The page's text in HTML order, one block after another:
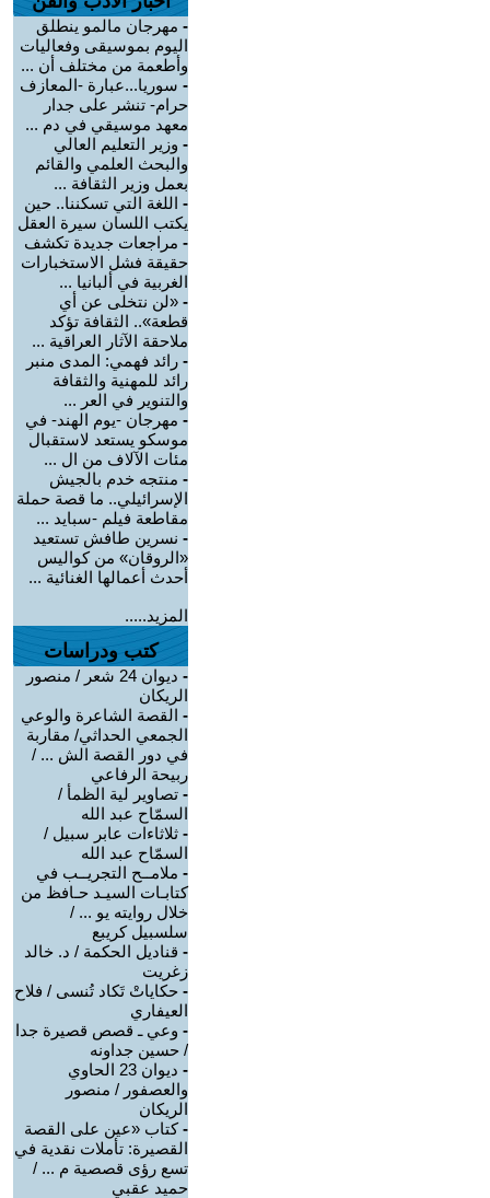
- مهرجان مالمو ينطلق
اليوم بموسيقى وفعاليات
وأطعمة من مختلف أن ...
- سوريا...عبارة -المعازف
حرام- تنشر على جدار
معهد موسيقي في دم ...
- وزير التعليم العالي
والبحث العلمي والقائم
بعمل وزير الثقافة ...
- اللغة التي تسكننا.. حين
يكتب اللسان سيرة العقل
- مراجعات جديدة تكشف
حقيقة فشل الاستخبارات
الغربية في ألبانيا ...
- «لن نتخلى عن أي
قطعة».. الثقافة تؤكد
ملاحقة الآثار العراقية ...
- رائد فهمي: المدى منبر
رائد للمهنية والثقافة
والتنوير في العر ...
- مهرجان -يوم الهند- في
موسكو يستعد لاستقبال
مئات الآلاف من ال ...
- منتجه خدم بالجيش
الإسرائيلي.. ما قصة حملة
مقاطعة فيلم -سبايد ...
- نسرين طافش تستعيد
«الروقان» من كواليس
أحدث أعمالها الغنائية ...
المزيد.....
كتب ودراسات
-
ديوان 24 شعر / منصور
الريكان
- القصة الشاعرة والوعي
الجمعي الحداثي/ مقاربة
في دور القصة الش ... /
ربيحة الرفاعي
- تصاوير لية الظمأ /
السمّاح عبد الله
- ثلاثاءات عابر سبيل /
السمّاح عبد الله
- ملامــح التجريــب في
كتابـات السيـد حـافظ من
خلال روايته يو ... /
سلسبيل كريبع
- قناديل الحكمة / د. خالد
زغريت
- حكاياتْ تَكاد تُنسى / فلاح
العيفاري
- وعي ـ قصص قصيرة جدا
/ حسين جداونه
-
ديوان 23 الحاوي
والعصفور / منصور
الريكان
-كتاب «عين على القصة
القصيرة: تأملات نقدية في
تسع رؤى قصصية م ... /
حميد عقبي